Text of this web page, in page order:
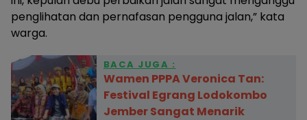
penglihatan dan pernafasan pengguna jalan,” kata
warga.
BACA JUGA :
Wamen PPPA Veronica Tan:
Festival Egrang Lodokombo
Jember Sangat Menarik